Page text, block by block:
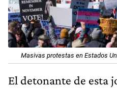
Masivas protestas en Estados
El detonante de esta